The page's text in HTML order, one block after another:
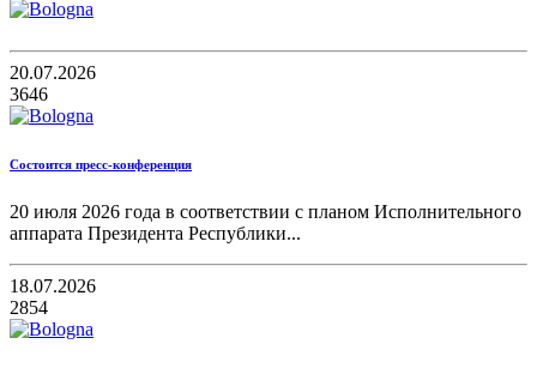
20.07.2026
3646
Состоится пресс-конференция
20 июля 2026 года в соответствии с планом Исполнительного
аппарата Президента Республики...
18.07.2026
2854